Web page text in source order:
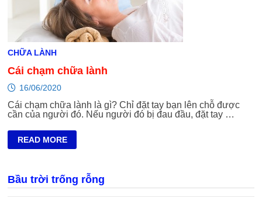
CHỮA LÀNH
Cái chạm chữa lành
16/06/2020
Cái chạm chữa lành là gì? Chỉ đặt tay bạn lên chỗ được
cần của người đó. Nếu người đó bị đau đầu, đặt tay …
CÁI
READ MORE
Bầu trời trống rỗng